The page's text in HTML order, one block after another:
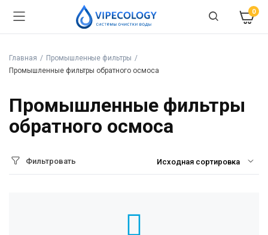
0
Главная
Промышленные фильтры
Промышленные фильтры обратного осмоса
Промышленные фильтры
обратного осмоса
Фильтровать